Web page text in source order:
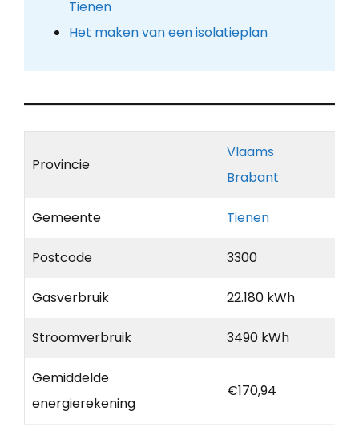
Tienen
Het maken van een isolatieplan
Provincie
Vlaams
Brabant
Gemeente Tienen
Postcode 3300
Gasverbruik 22.180 kWh
Stroomverbruik 3490 kWh
Gemiddelde
energierekening
€170,94